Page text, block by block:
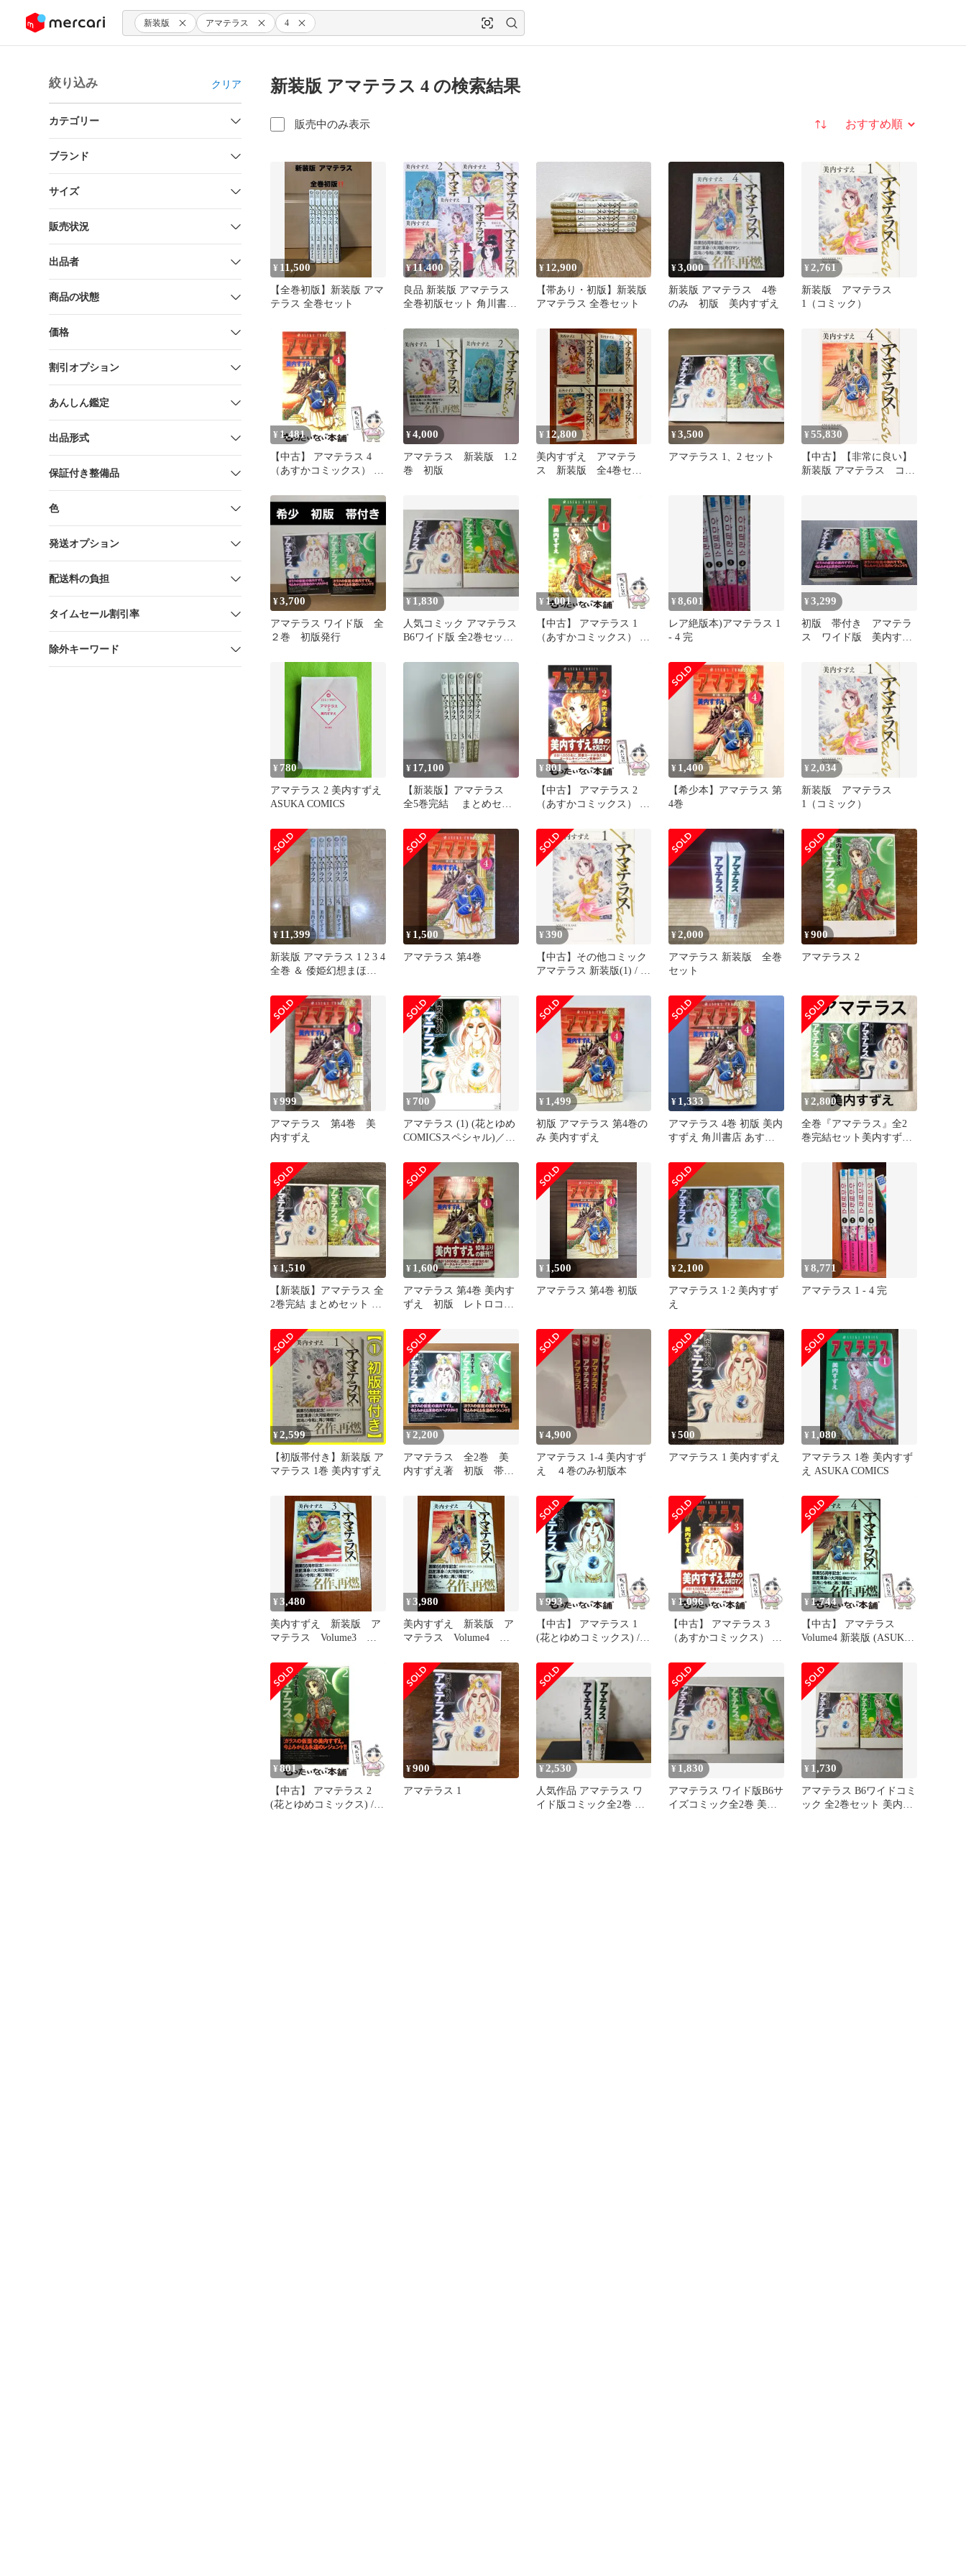
ツにスキップ 新装版 アマテラス 4
絞り込み クリア
カテゴリー
ブランド
サイズ
販売状況
出品者
商品の状態
価格
割引オプション
あんしん鑑定
出品形式
保証付き整備品
色
発送オプション
配送料の負担
タイムセール割引率
除外キーワード
新装版 アマテラス 4 の検索結果
販売中のみ表示 並び替え
¥ 11,500
【全巻初版】新装版 アマ
テラス 全巻セット
¥11,400
良品 新装版 アマテラス
全巻初版セット 角川書店
¥ 12,900
【帯あり・初版】新装版
アマテラス 全巻セット
¥3,000
新装版 アマテラス 4巻
のみ 初版 美内すずえ
¥ 2,761
新装版 アマテラス
1（コミック）
¥ 1,481
【中古】 アマテラス 4
（あすかコミックス） /
¥4,000
アマテラス 新装版 1.2
巻 初版
¥ 12,800
美内すずえ アマテラ
ス 新装版 全4巻セッ
和レトロ
¥3,500
アマテラス 1、2 セット
¥55,830
【中古】【非常に良い】
新装版 アマテラス コミ
¥3,700
アマテラス ワイド版 全
２巻 初版発行
¥ 1,830
人気コミック アマテラス
B6ワイド版 全2巻セット
¥ 1,001
【中古】 アマテラス 1
（あすかコミックス） /
¥8,601
レア絶版本)アマテラス 1
- 4 完
¥3,299
初版 帯付き アマテラ
ス ワイド版 美内すず
¥ 780
アマテラス 2 美内すずえ
ASUKA COMICS
¥ 17,100
【新装版】アマテラス
全5巻完結 まとめセッ
¥ 801
【中古】 アマテラス 2
（あすかコミックス） /
¥ 1,400
【希少本】アマテラス 第
4巻
¥ 2,034
新装版 アマテラス
1（コミック）
¥ 11,399
新装版 アマテラス 1 2 3 4
全巻 ＆ 倭姫幻想まほろ
¥ 1,500
アマテラス 第4巻
¥390
【中古】その他コミック
アマテラス 新装版(1) / 美
¥2,000
アマテラス 新装版 全巻
セット
¥900
アマテラス 2
¥999
アマテラス 第4巻 美
内すずえ
¥ 700
アマテラス (1) (花とゆめ
COMICSスペシャル)／美
¥ 1,499
初版 アマテラス 第4巻の
み 美内すずえ
¥ 1,333
アマテラス 4巻 初版 美内
すずえ 角川書店 あすか
¥2,800
全巻『アマテラス』全2
巻完結セット美内すず
¥1,510
【新装版】アマテラス 全
2巻完結 まとめセット 美
¥ 1,600
アマテラス 第4巻 美内す
ずえ 初版 レトロコミ
¥ 1,500
アマテラス 第4巻 初版
¥2,100
アマテラス 1·2 美内すず
え
¥8,771
アマテラス 1 - 4 完
¥2,599
【初版帯付き】新装版 ア
マテラス 1巻 美内すずえ
¥ 2,200
アマテラス 全2巻 美
内すずえ著 初版 帯付
¥4,900
アマテラス 1-4 美内すず
え ４巻のみ初版本
¥500
アマテラス 1 美内すずえ
¥ 1,080
アマテラス 1巻 美内すず
え ASUKA COMICS
¥3,480
美内すずえ 新装版 ア
マテラス Volume3 帯
¥3,980
美内すずえ 新装版 ア
マテラス Volume4 帯
¥ 993
【中古】 アマテラス 1
(花とゆめコミックス) /
¥ 1,096
【中古】 アマテラス 3
（あすかコミックス） /
¥1,744
【中古】 アマテラス
Volume4 新装版 (ASUKA
え / KADOKAWA
¥ 801
【中古】 アマテラス 2
(花とゆめコミックス) /
¥900
アマテラス 1
¥ 2,530
人気作品 アマテラス ワ
イド版コミック全2巻 美
¥ 1,830
アマテラス ワイド版B6サ
イズコミック全2巻 美内
¥ 1,730
アマテラス B6ワイドコミ
ック 全2巻セット 美内す